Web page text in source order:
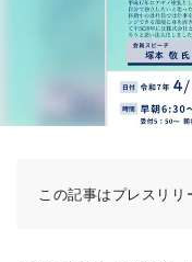
この記事はプレスリリ